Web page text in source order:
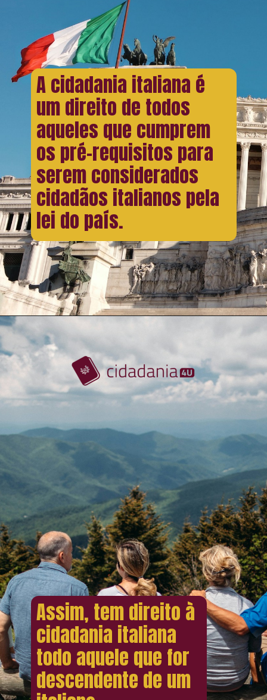
A cidadania italiana é
um direito de todos
aqueles que cumprem
os pré-requisitos para
serem considerados
cidadãos italianos pela
lei do país.
Assim, tem direito à
cidadania italiana
todo aquele que for
descendente de um